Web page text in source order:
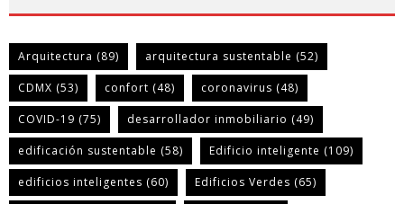
Arquitectura (89) arquitectura sustentable (52)
CDMX (53) confort (48) coronavirus (48)
COVID-19 (75) desarrollador inmobiliario (49)
edificación sustentable (58) Edificio inteligente (109)
edificios inteligentes (60) Edificios Verdes (65)